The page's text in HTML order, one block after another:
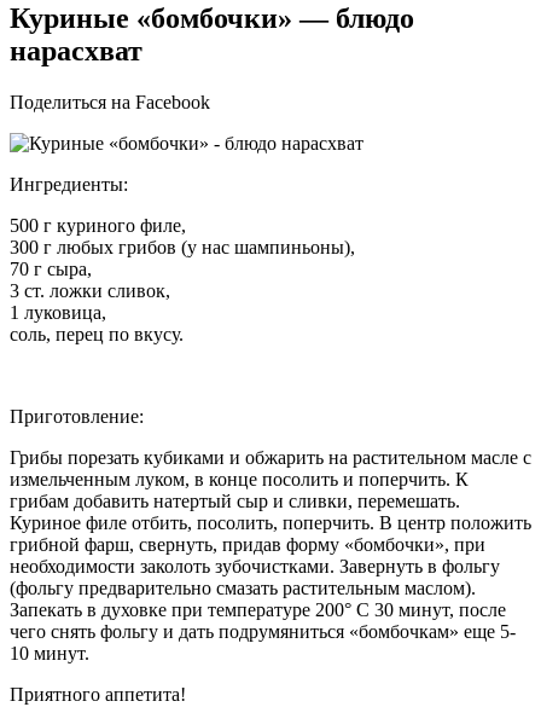
Куриные «бомбочки» — блюдо
нарасхват
Поделиться на Facebook
Ингредиенты:
500 г куриного филе,
300 г любых грибов (у нас шампиньоны),
70 г сыра,
3 ст. ложки сливок,
1 луковица,
соль, перец по вкусу.
Приготовление:
Грибы порезать кубиками и обжарить на растительном масле с
измельченным луком, в конце посолить и поперчить. К
грибам добавить натертый сыр и сливки, перемешать.
Куриное филе отбить, посолить, поперчить. В центр положить
грибной фарш, свернуть, придав форму «бомбочки», при
необходимости заколоть зубочистками. Завернуть в фольгу
(фольгу предварительно смазать растительным маслом).
Запекать в духовке при температуре 200° С 30 минут, после
чего снять фольгу и дать подрумяниться «бомбочкам» еще 5-
10 минут.
Приятного аппетита!